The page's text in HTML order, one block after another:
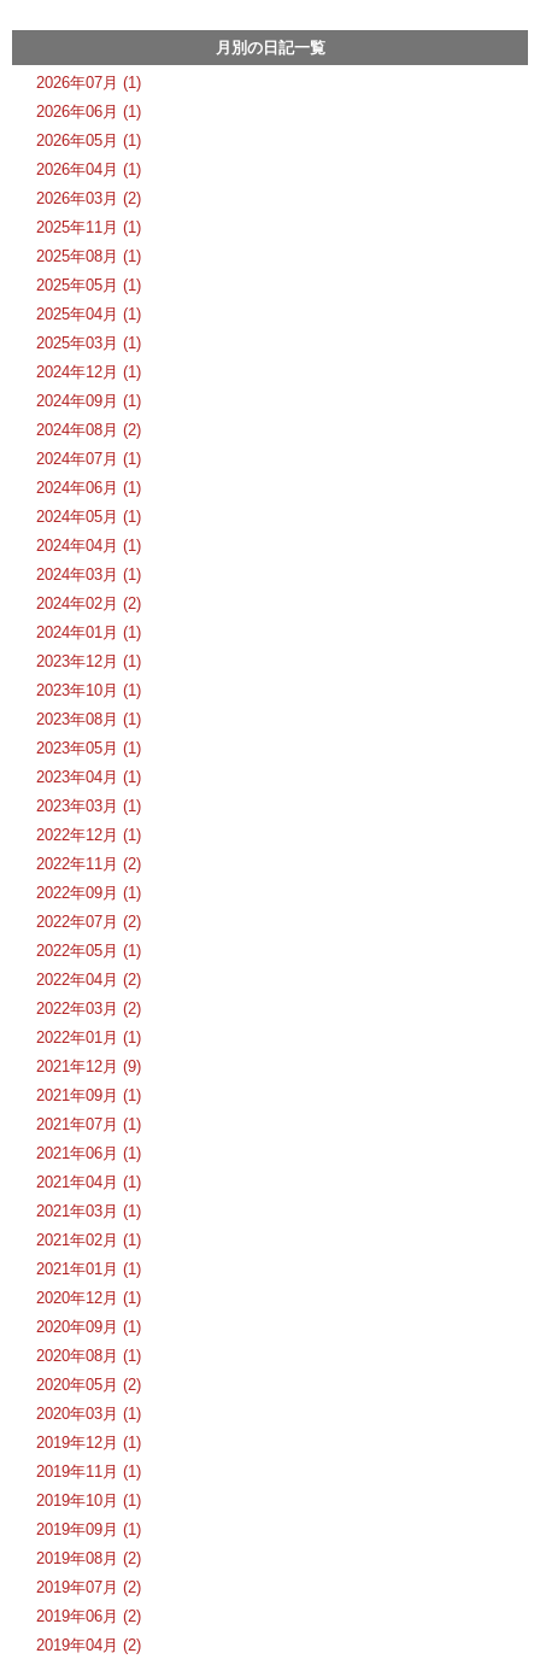
月別の日記一覧
2026年07月 (1)
2026年06月 (1)
2026年05月 (1)
2026年04月 (1)
2026年03月 (2)
2025年11月 (1)
2025年08月 (1)
2025年05月 (1)
2025年04月 (1)
2025年03月 (1)
2024年12月 (1)
2024年09月 (1)
2024年08月 (2)
2024年07月 (1)
2024年06月 (1)
2024年05月 (1)
2024年04月 (1)
2024年03月 (1)
2024年02月 (2)
2024年01月 (1)
2023年12月 (1)
2023年10月 (1)
2023年08月 (1)
2023年05月 (1)
2023年04月 (1)
2023年03月 (1)
2022年12月 (1)
2022年11月 (2)
2022年09月 (1)
2022年07月 (2)
2022年05月 (1)
2022年04月 (2)
2022年03月 (2)
2022年01月 (1)
2021年12月 (9)
2021年09月 (1)
2021年07月 (1)
2021年06月 (1)
2021年04月 (1)
2021年03月 (1)
2021年02月 (1)
2021年01月 (1)
2020年12月 (1)
2020年09月 (1)
2020年08月 (1)
2020年05月 (2)
2020年03月 (1)
2019年12月 (1)
2019年11月 (1)
2019年10月 (1)
2019年09月 (1)
2019年08月 (2)
2019年07月 (2)
2019年06月 (2)
2019年04月 (2)